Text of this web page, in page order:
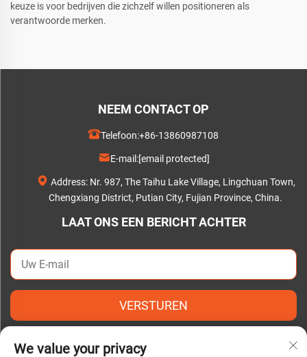
keuze is voor bedrijven die zichzelf willen positioneren als
verantwoorde merken.
NEEM CONTACT OP
Telefoon:+86-13860987108
E-mail:[email protected]
Address: Nr. 987, The Taihu Lake Village, Lingchuan Town,
Chengxiang District, Putian City, Fujian Province, China.
LAAT ONS EEN BERICHT ACHTER
VERSTUREN
We value your privacy